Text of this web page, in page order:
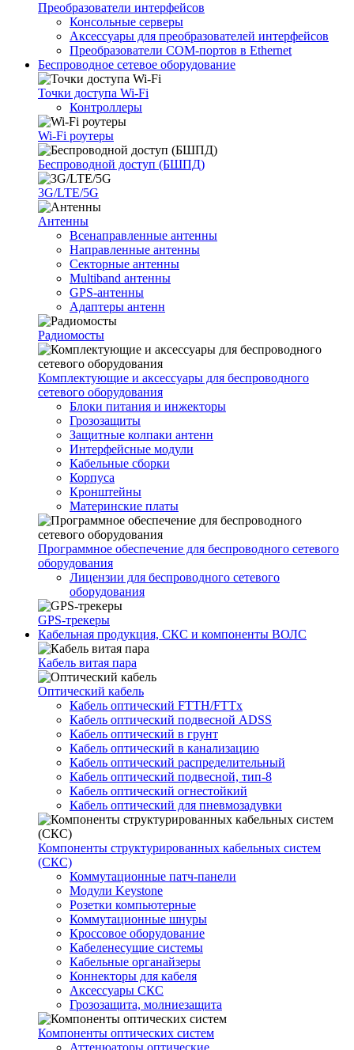
Преобразователи интерфейсов
Консольные серверы
Аксессуары для преобразователей интерфейсов
Преобразователи COM-портов в Ethernet
Беспроводное сетевое оборудование
Точки доступа Wi-Fi
Контроллеры
Wi-Fi роутеры
Беспроводной доступ (БШПД)
3G/LTE/5G
Антенны
Всенаправленные антенны
Направленные антенны
Секторные антенны
Multiband антенны
GPS-антенны
Адаптеры антенн
Радиомосты
Комплектующие и аксессуары для беспроводного
сетевого оборудования
Блоки питания и инжекторы
Грозозащиты
Защитные колпаки антенн
Интерфейсные модули
Кабельные сборки
Корпуса
Кронштейны
Материнские платы
Программное обеспечение для беспроводного сетевого
оборудования
Лицензии для беспроводного сетевого
оборудования
GPS-трекеры
Кабельная продукция, СКС и компоненты ВОЛС
Кабель витая пара
Оптический кабель
Кабель оптический FTTH/FTTx
Кабель оптический подвесной ADSS
Кабель оптический в грунт
Кабель оптический в канализацию
Кабель оптический распределительный
Кабель оптический подвесной, тип-8
Кабель оптический огнестойкий
Кабель оптический для пневмозадувки
Компоненты структурированных кабельных систем
(СКС)
Коммутационные патч-панели
Модули Keystone
Розетки компьютерные
Коммутационные шнуры
Кроссовое оборудование
Кабеленесущие системы
Кабельные органайзеры
Коннекторы для кабеля
Аксессуары СКС
Грозозащита, молниезащита
Компоненты оптических систем
Аттенюаторы оптические